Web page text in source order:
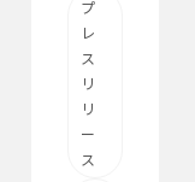
プ
レ
ス
リ
リ
ー
ス